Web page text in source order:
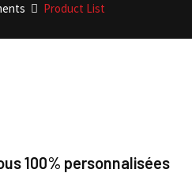
Product List
100% personnalisées